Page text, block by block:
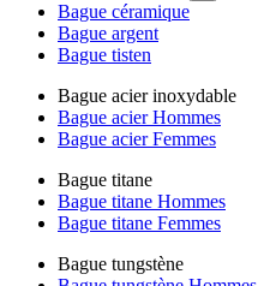
Bague céramique
Bague argent
Bague tisten
Bague acier inoxydable
Bague acier Hommes
Bague acier Femmes
Bague titane
Bague titane Hommes
Bague titane Femmes
Bague tungstène